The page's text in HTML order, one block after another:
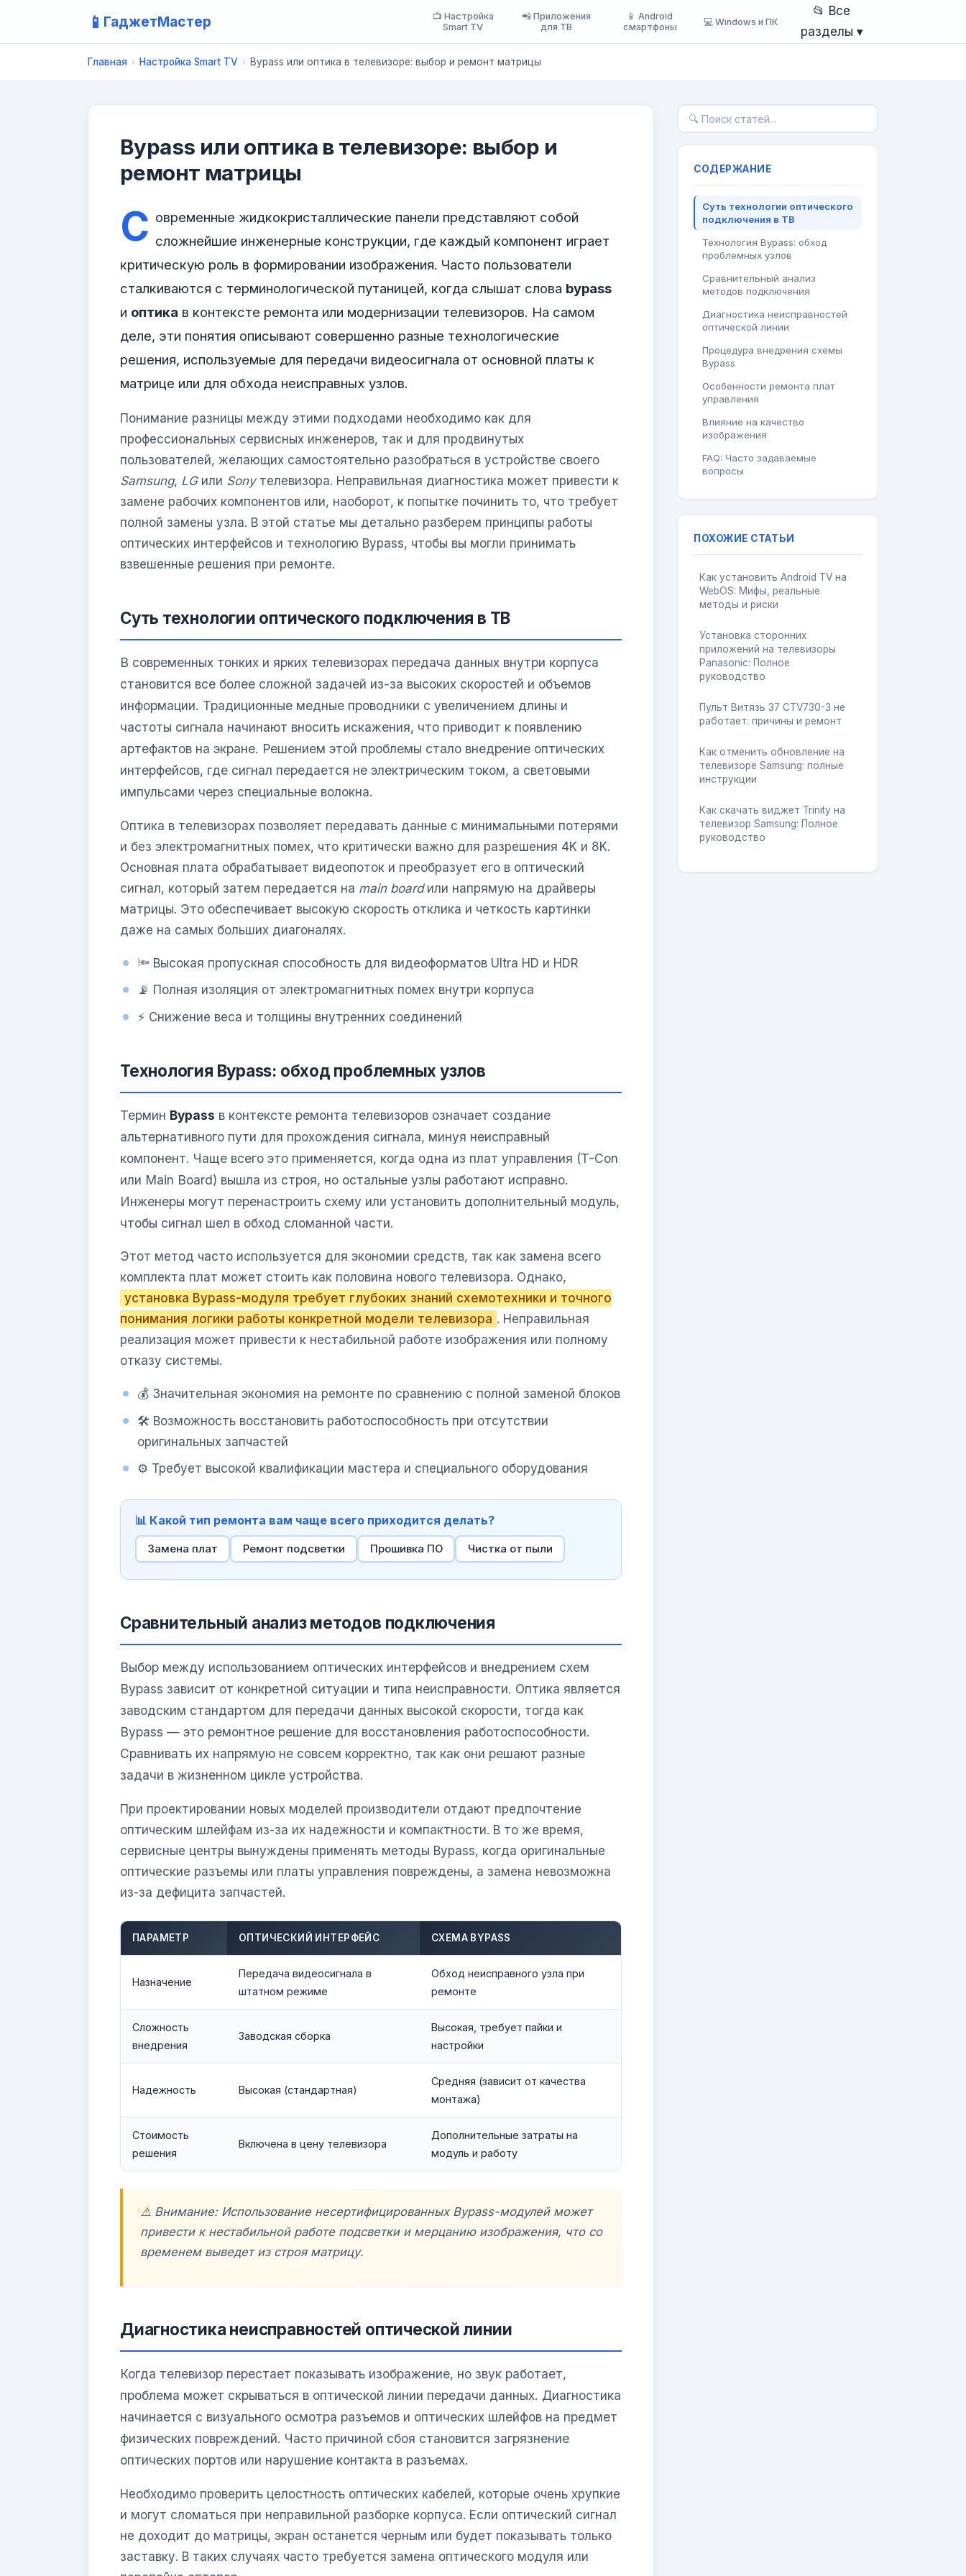
📱 ГаджетМастер
📺 Настройка
Smart TV
📲 Приложения
для ТВ
📱 Android
смартфоны
💻 Windows и ПК
📂 Все
разделы ▾
Главная › Настройка Smart TV › Bypass или оптика в телевизоре: выбор и ремонт матрицы
Bypass или оптика в телевизоре: выбор и
ремонт матрицы
С овременные жидкокристаллические панели представляют собой
сложнейшие инженерные конструкции, где каждый компонент играет
критическую роль в формировании изображения. Часто пользователи
сталкиваются с терминологической путаницей, когда слышат слова bypass
и оптика в контексте ремонта или модернизации телевизоров. На самом
деле, эти понятия описывают совершенно разные технологические
решения, используемые для передачи видеосигнала от основной платы к
матрице или для обхода неисправных узлов.
Понимание разницы между этими подходами необходимо как для
профессиональных сервисных инженеров, так и для продвинутых
пользователей, желающих самостоятельно разобраться в устройстве своего
Samsung, LGили Sonyтелевизора. Неправильная диагностика может привести к
замене рабочих компонентов или, наоборот, к попытке починить то, что требует
полной замены узла. В этой статье мы детально разберем принципы работы
оптических интерфейсов и технологию Bypass, чтобы вы могли принимать
взвешенные решения при ремонте.
Суть технологии оптического подключения в ТВ
В современных тонких и ярких телевизорах передача данных внутри корпуса
становится все более сложной задачей из-за высоких скоростей и объемов
информации. Традиционные медные проводники с увеличением длины и
частоты сигнала начинают вносить искажения, что приводит к появлению
артефактов на экране. Решением этой проблемы стало внедрение оптических
интерфейсов, где сигнал передается не электрическим током, а световыми
импульсами через специальные волокна.
Оптика в телевизорах позволяет передавать данные с минимальными потерями
и без электромагнитных помех, что критически важно для разрешения 4K и 8K.
Основная плата обрабатывает видеопоток и преобразует его в оптический
сигнал, который затем передается на main boardили напрямую на драйверы
матрицы. Это обеспечивает высокую скорость отклика и четкость картинки
даже на самых больших диагоналях.
🔦 Высокая пропускная способность для видеоформатов Ultra HD и HDR
📡 Полная изоляция от электромагнитных помех внутри корпуса
⚡ Снижение веса и толщины внутренних соединений
Технология Bypass: обход проблемных узлов
Термин Bypass в контексте ремонта телевизоров означает создание
альтернативного пути для прохождения сигнала, минуя неисправный
компонент. Чаще всего это применяется, когда одна из плат управления (T-Con
или Main Board) вышла из строя, но остальные узлы работают исправно.
Инженеры могут перенастроить схему или установить дополнительный модуль,
чтобы сигнал шел в обход сломанной части.
Этот метод часто используется для экономии средств, так как замена всего
комплекта плат может стоить как половина нового телевизора. Однако,
установка Bypass-модуля требует глубоких знаний схемотехники и точного
понимания логики работы конкретной модели телевизора . Неправильная
реализация может привести к нестабильной работе изображения или полному
отказу системы.
💰 Значительная экономия на ремонте по сравнению с полной заменой блоков
🛠 Возможность восстановить работоспособность при отсутствии
оригинальных запчастей
⚙️ Требует высокой квалификации мастера и специального оборудования
📊 Какой тип ремонта вам чаще всего приходится делать?
Замена плат Ремонт подсветки Прошивка ПО Чистка от пыли
Сравнительный анализ методов подключения
Выбор между использованием оптических интерфейсов и внедрением схем
Bypass зависит от конкретной ситуации и типа неисправности. Оптика является
заводским стандартом для передачи данных высокой скорости, тогда как
Bypass — это ремонтное решение для восстановления работоспособности.
Сравнивать их напрямую не совсем корректно, так как они решают разные
задачи в жизненном цикле устройства.
При проектировании новых моделей производители отдают предпочтение
оптическим шлейфам из-за их надежности и компактности. В то же время,
сервисные центры вынуждены применять методы Bypass, когда оригинальные
оптические разъемы или платы управления повреждены, а замена невозможна
из-за дефицита запчастей.
ПАРАМЕТР ОПТИЧЕСКИЙ ИНТЕРФЕЙС СХЕМА BYPASS
Назначение
Передача видеосигнала в
штатном режиме
Обход неисправного узла при
ремонте
Сложность
внедрения
Заводская сборка
Высокая, требует пайки и
настройки
Надежность Высокая (стандартная)
Средняя (зависит от качества
монтажа)
Стоимость
решения
Включена в цену телевизора
Дополнительные затраты на
модуль и работу
⚠️ Внимание: Использование несертифицированных Bypass-модулей может
привести к нестабильной работе подсветки и мерцанию изображения, что со
временем выведет из строя матрицу.
Диагностика неисправностей оптической линии
Когда телевизор перестает показывать изображение, но звук работает,
проблема может скрываться в оптической линии передачи данных. Диагностика
начинается с визуального осмотра разъемов и оптических шлейфов на предмет
физических повреждений. Часто причиной сбоя становится загрязнение
оптических портов или нарушение контакта в разъемах.
Необходимо проверить целостность оптических кабелей, которые очень хрупкие
и могут сломаться при неправильной разборке корпуса. Если оптический сигнал
не доходит до матрицы, экран останется черным или будет показывать только
заставку. В таких случаях часто требуется замена оптического модуля или
СОДЕРЖАНИЕ
Суть технологии оптического
подключения в ТВ
Технология Bypass: обход
проблемных узлов
Сравнительный анализ
методов подключения
Диагностика неисправностей
оптической линии
Процедура внедрения схемы
Bypass
Особенности ремонта плат
управления
Влияние на качество
изображения
FAQ: Часто задаваемые
вопросы
ПОХОЖИЕ СТАТЬИ
Как установить Android TV на
WebOS: Мифы, реальные
методы и риски
Установка сторонних
приложений на телевизоры
Panasonic: Полное
руководство
Пульт Витязь 37 CTV730-3 не
работает: причины и ремонт
Как отменить обновление на
телевизоре Samsung: полные
инструкции
Как скачать виджет Trinity на
телевизор Samsung: Полное
руководство